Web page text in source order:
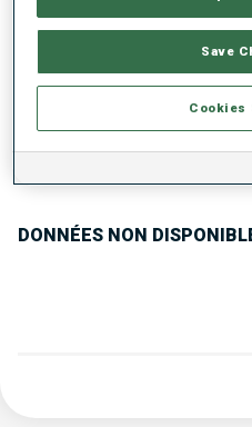
Données non disponibles
TENDANCE DES
DONNÉES NON
Save
Cookies